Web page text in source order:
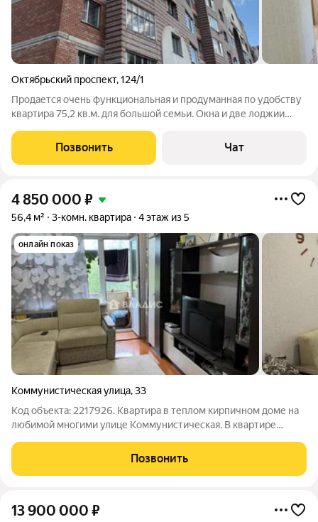
Октябрьский проспект,124/1
Продается очень функциональная и продуманная по удобству
квартира 75,2 кв.м. для большой семьи. Окна и две лоджии
светлых тонах, что зрительно увеличивает пространство
комнат. В стоимость квартиры
Позвонить Чат
4 850 000 ₽
56,4 м² 3-комн. квартира 4 этаж из 5
онлайн показ
Коммунистическая улица,33
Код объекта: 2217926. Квартира в теплом кирпичном доме на
любимой многими улице Коммунистическая. В квартире
вложений квартира не требует. Быстрый выход на сделку и
передача ключей. Оперативный показ.
Позвонить
13 900 000 ₽